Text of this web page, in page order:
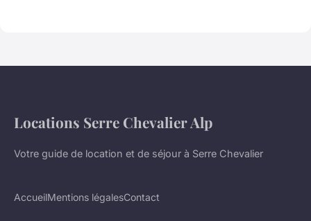
Locations Serre Chevalier Alp
Votre guide de location et de séjour à Serre Chevalier
AccueilMentions légalesContact